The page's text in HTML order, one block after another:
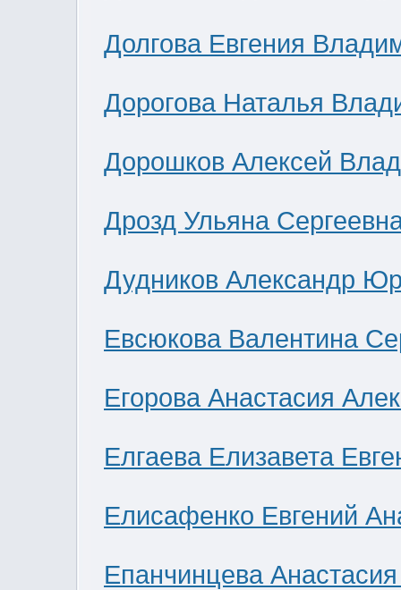
Долгова Евгения
Дорогова Наталья
Дорошков Алексей
Дрозд Ульяна
Дудников Александр
Евсюкова Валентина
Егорова Анастасия
Елгаева Елизавета
Елисафенко Евгений
Епанчинцева